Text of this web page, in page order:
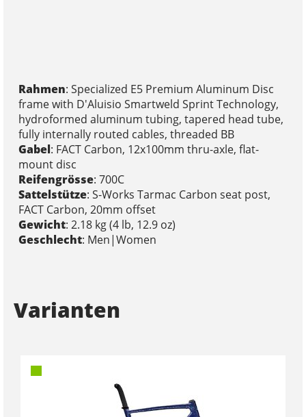
Rahmen: Specialized E5 Premium Aluminum Disc
frame with D'Aluisio Smartweld Sprint Technology,
hydroformed aluminum tubing, tapered head tube,
fully internally routed cables, threaded BB
Gabel: FACT Carbon, 12x100mm thru-axle, flat-
mount disc
Reifengrösse: 700C
Sattelstütze: S-Works Tarmac Carbon seat post,
FACT Carbon, 20mm offset
Gewicht: 2.18 kg (4 lb, 12.9 oz)
Geschlecht: Men|Women
Varianten